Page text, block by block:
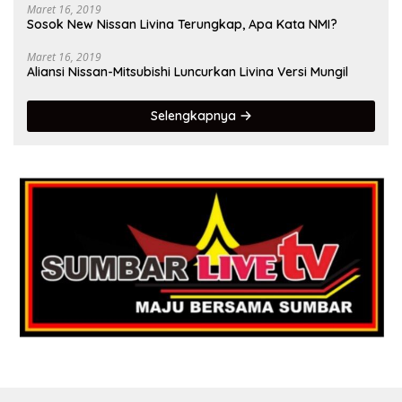
Maret 16, 2019
Sosok New Nissan Livina Terungkap, Apa Kata NMI?
Maret 16, 2019
Aliansi Nissan-Mitsubishi Luncurkan Livina Versi Mungil
Selengkapnya